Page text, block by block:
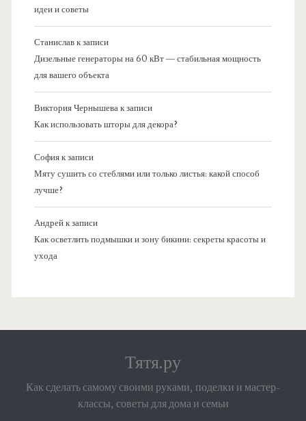
идеи и советы
Станиславк записи
Дизельные генераторы на 60 кВт — стабильная мощность
для вашего объекта
Виктория Чернышевак записи
Как использовать шторы для декора?
Софияк записи
Мяту сушить со стеблями или только листья: какой способ
лучше?
Андрейк записи
Как осветлить подмышки и зону бикини: секреты красоты и
ухода
Тятя.ру
Как сделать самому своими руками, поделки и мастер-
классы, советы для дома и семьи